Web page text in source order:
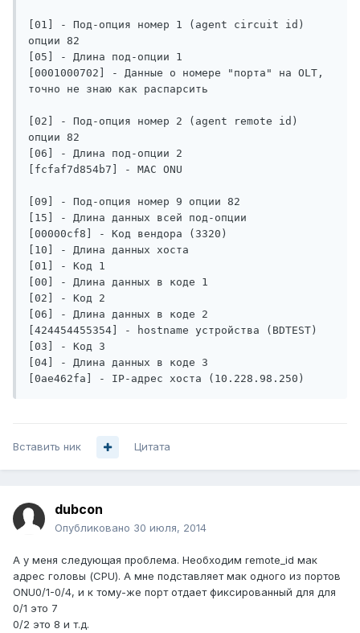
[01] - Под-опция номер 1 (agent circuit id)
опции 82
[05] - Длина под-опции 1
[0001000702] - Данные о номере "порта" на OLT,
точно не знаю как распарсить
[02] - Под-опция номер 2 (agent remote id)
опции 82
[06] - Длина под-опции 2
[fcfaf7d854b7] - MAC ONU
[09] - Под-опция номер 9 опции 82
[15] - Длина данных всей под-опции
[00000cf8] - Код вендора (3320)
[10] - Длина данных хоста
[01] - Код 1
[00] - Длина данных в коде 1
[02] - Код 2
[06] - Длина данных в коде 2
[424454455354] - hostname устройства (BDTEST)
[03] - Код 3
[04] - Длина данных в коде 3
[0ae462fa] - IP-адрес хоста (10.228.98.250)
Вставить ник Цитата
dubcon
Опубликовано 30 июля, 2014
А у меня следующая проблема. Необходим remote_id мак
адрес головы (CPU). А мне подставляет мак одного из портов
ONU0/1-0/4, и к тому-же порт отдает фиксированный для для
0/1 это 7
0/2 это 8 и т.д.